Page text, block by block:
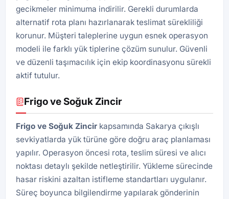
gecikmeler minimuma indirilir. Gerekli durumlarda
alternatif rota planı hazırlanarak teslimat sürekliliği
korunur. Müşteri taleplerine uygun esnek operasyon
modeli ile farklı yük tiplerine çözüm sunulur. Güvenli
ve düzenli taşımacılık için ekip koordinasyonu sürekli
aktif tutulur.
Frigo ve Soğuk Zincir
Frigo ve Soğuk Zincir kapsamında Sakarya çıkışlı
sevkiyatlarda yük türüne göre doğru araç planlaması
yapılır. Operasyon öncesi rota, teslim süresi ve alıcı
noktası detaylı şekilde netleştirilir. Yükleme sürecinde
hasar riskini azaltan istifleme standartları uygulanır.
Süreç boyunca bilgilendirme yapılarak gönderinin